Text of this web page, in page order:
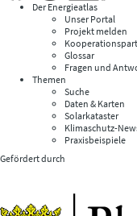
Der Energieatlas
Unser Portal
Projekt melden
Glossar
Fragen und
Themen
Suche
Daten & Karten
Solarkataster
Klimaschutz-
Praxisbeispiele
Gefördert durch